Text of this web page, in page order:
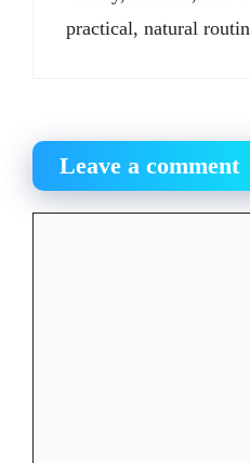
practical, natural
Leave a comment